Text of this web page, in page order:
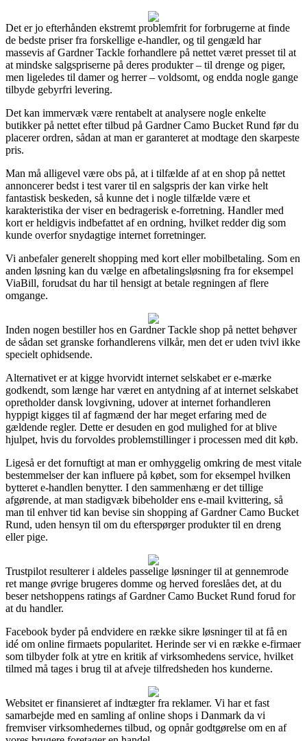
Det er jo efterhånden ekstremt problemfrit for forbrugerne at finde
de bedste priser fra forskellige e-handler, og til gengæld har
massevis af Gardner Tackle forhandlere på nettet været presset til at
at mindske salgspriserne på deres produkter – til drenge og piger,
men ligeledes til damer og herrer – voldsomt, og endda nogle gange
tilbyde gebyrfri levering.
Det kan immervæk være rentabelt at analysere nogle enkelte
butikker på nettet efter tilbud på Gardner Camo Bucket Rund før du
placerer ordren, sådan at man er garanteret at modtage den skarpeste
pris.
Man må alligevel være obs på, at i tilfælde af at en shop på nettet
annoncerer bedst i test varer til en salgspris der kan virke helt
fantastisk beskeden, så kunne det i nogle tilfælde være et
karakteristika der viser en bedragerisk e-forretning. Handler med
kort er heldigvis indbefattet af en ordning, hvilket redder dig som
kunde overfor snydagtige internet forretninger.
Vi anbefaler generelt shopping med kort eller mobilbetaling. Som en
anden løsning kan du vælge en afbetalingsløsning fra for eksempel
ViaBill, forudsat du har til hensigt at betale regningen af flere
omgange.
Inden nogen bestiller hos en Gardner Tackle shop på nettet behøver
de sådan set granske forhandlerens vilkår, men det er uden tvivl ikke
specielt ophidsende.
Alternativet er at kigge hvorvidt internet selskabet er e-mærke
godkendt, som længe har været en antydning af at internet selskabet
opretholder dansk lovgivning, udover at internet forhandleren
hyppigt kigges til af fagmænd der har meget erfaring med de
gældende regler. Dette er desuden en god mulighed for at blive
hjulpet, hvis du forvoldes problemstillinger i processen med dit køb.
Ligeså er det fornuftigt at man er omhyggelig omkring de mest vitale
bestemmelser der kan influere på købet, som for eksempel hvilken
bytteret e-handlen benytter. I den sammenhæng er det tillige
afgørende, at man stadigvæk bibeholder ens e-mail kvittering, så
man til enhver tid kan bevise sin shopping af Gardner Camo Bucket
Rund, uden hensyn til om du efterspørger produkter til en dreng
eller pige.
Trustpilot resulterer i aldeles passelige løsninger til at gennemrode
ret mange øvrige brugeres domme og herved foreslåes det, at du
beser netshoppens ratings af Gardner Camo Bucket Rund forud for
at du handler.
Facebook byder på endvidere en række sikre løsninger til at få en
idé om online firmaets popularitet. Herinde ser vi en række e-firmaer
som tilbyder folk at ytre en kritik af virksomhedens service, hvilket
tilmed må tages i brug til at afveje tilfredsheden hos kunderne.
Websitet er finansieret af indtægter fra reklamer. Vi har et fast
samarbejde med en samling af online shops i Danmark da vi
fremviser virksomhedernes tilbud, og opnår godtgørelse om en af